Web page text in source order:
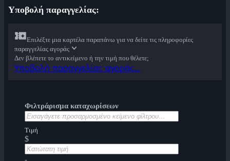
Υποβολή παραγγελίας:
Επιλέξτε μια καρτέλα παραπάνω για να δείτε τις πληροφορίες
παραγγελίας αγοράς
Δεν βλέπετε το αντικείμενο ή την τιμή που θέλετε;
Υποβολή παραγγελίας αγοράς…
Φιλτράρισμα καταχωρίσεων
Τιμή
$